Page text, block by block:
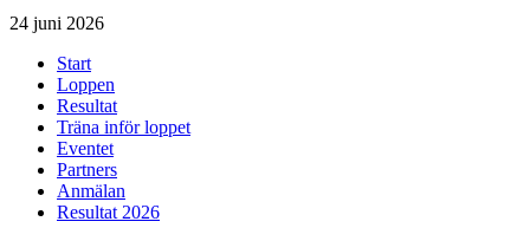
24 juni 2026
Start
Loppen
Resultat
Träna inför loppet
Eventet
Partners
Anmälan
Resultat 2026